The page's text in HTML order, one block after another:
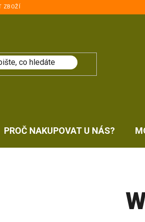
ZBOŽÍ
PROČ NAKUPOVAT U NÁS?